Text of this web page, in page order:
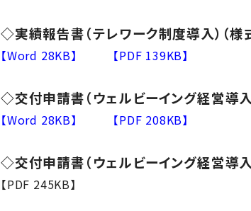
◇実績報告書（テレワーク制度導入）（様
【Word 28KB】 【PDF 139KB】
◇交付申請書（ウェルビーイング経営導入
【Word 28KB】 【PDF 208KB】
◇交付申請書（ウェルビーイング経営導入
【PDF 245KB】